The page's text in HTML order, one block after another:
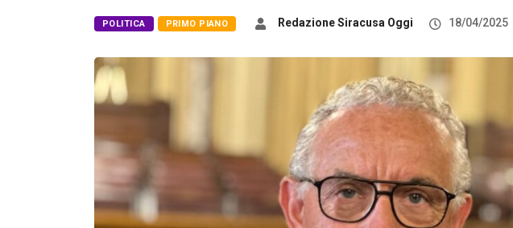
POLITICA PRIMO PIANO Redazione Siracusa Oggi 18/04/2025